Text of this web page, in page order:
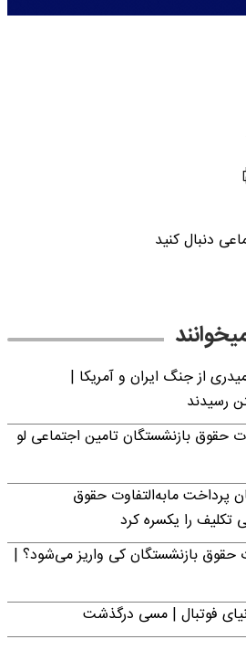
دنبال کنید
از جنگ ایران و آمریکا |
رسیدند
حقوق بازنشستگان تامین اجتماعی لو
پرداخت مابه‌التفاوت حقوق
تکلیف را یکسره کرد
حقوق بازنشستگان کی واریز می‌شود؟ |
فوتبال | مسی درگذشت